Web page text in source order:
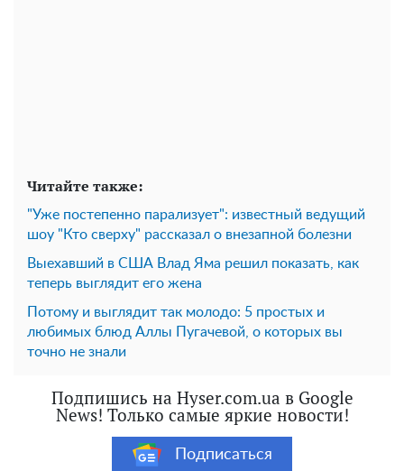
Читайте также:
"Уже постепенно парализует": известный ведущий
шоу "Кто сверху" рассказал о внезапной болезни
Выехавший в США Влад Яма решил показать, как
теперь выглядит его жена
Потому и выглядит так молодо: 5 простых и
любимых блюд Аллы Пугачевой, о которых вы
точно не знали
Подпишись на Hyser.com.ua в Google
News! Только самые яркие новости!
Подписаться